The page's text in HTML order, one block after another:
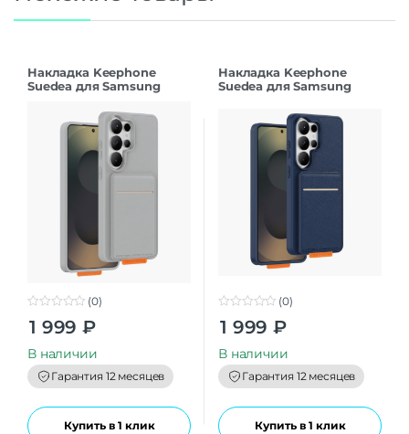
Накладка Keephone
Suedea для Samsung
t
o
f
5
(0)
1 999 ₽
В наличии
Гарантия 12 месяцев
Купить в 1 клик
Накладка Keephone
Suedea для Samsung
t
o
f
5
(0)
1 999 ₽
В наличии
Гарантия 12 месяцев
Купить в 1 клик